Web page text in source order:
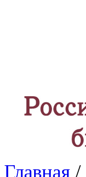
Главная /